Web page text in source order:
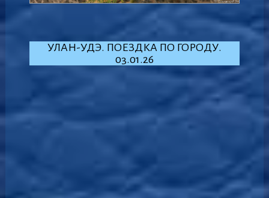
УЛАН-УДЭ. ПОЕЗДКА ПО ГОРОДУ.
03.01.26